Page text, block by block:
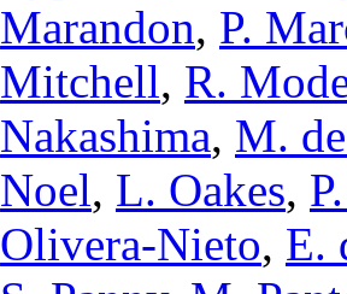
Marandon, P.
Mitchell, R.
Nakashima, M.
Noel, L. Oakes,
Olivera-Nieto, E.